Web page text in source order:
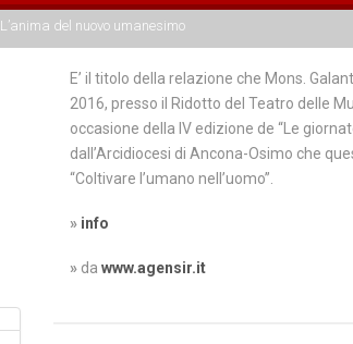
L’anima del nuovo umanesimo
E’ il titolo della relazione che Mons.
2016, presso il Ridotto del Teatro delle
occasione della IV edizione de “Le
dall’Arcidiocesi di Ancona-Osimo che
“Coltivare l’umano nell’uomo”.
» info
» da www.agensir.it